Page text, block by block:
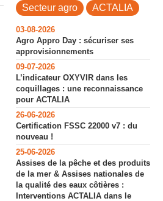
Secteur agro ACTALIA
03-08-2026
Agro Appro Day : sécuriser ses
approvisionnements
09-07-2026
L’indicateur OXYVIR dans les
coquillages : une reconnaissance
pour ACTALIA
26-06-2026
Certification FSSC 22000 v7 : du
nouveau !
25-06-2026
Assises de la pêche et des produits
de la mer & Assises nationales de
la qualité des eaux côtières :
Interventions ACTALIA dans le